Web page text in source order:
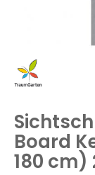
Zum
Anfang
springen
Board
180 cm)